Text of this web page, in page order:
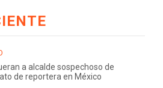
a alcalde sospechoso de
de reportera en México